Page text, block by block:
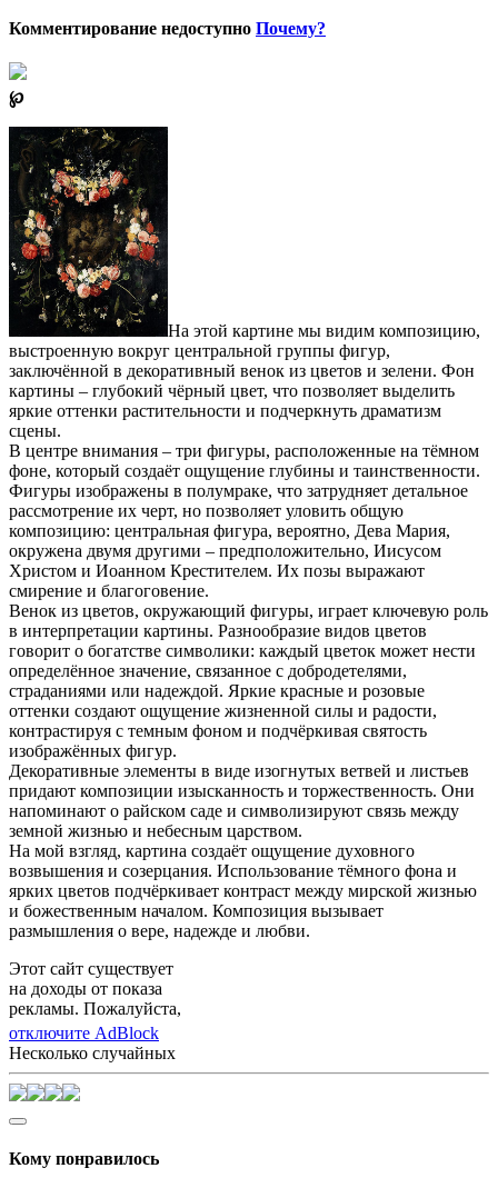
Комментирование недоступно Почему?
℘
На этой картине мы видим композицию,
выстроенную вокруг центральной группы фигур,
заключённой в декоративный венок из цветов и зелени. Фон
картины – глубокий чёрный цвет, что позволяет выделить
яркие оттенки растительности и подчеркнуть драматизм
сцены.
В центре внимания – три фигуры, расположенные на тёмном
фоне, который создаёт ощущение глубины и таинственности.
Фигуры изображены в полумраке, что затрудняет детальное
рассмотрение их черт, но позволяет уловить общую
композицию: центральная фигура, вероятно, Дева Мария,
окружена двумя другими – предположительно, Иисусом
Христом и Иоанном Крестителем. Их позы выражают
смирение и благоговение.
Венок из цветов, окружающий фигуры, играет ключевую роль
в интерпретации картины. Разнообразие видов цветов
говорит о богатстве символики: каждый цветок может нести
определённое значение, связанное с добродетелями,
страданиями или надеждой. Яркие красные и розовые
оттенки создают ощущение жизненной силы и радости,
контрастируя с темным фоном и подчёркивая святость
изображённых фигур.
Декоративные элементы в виде изогнутых ветвей и листьев
придают композиции изысканность и торжественность. Они
напоминают о райском саде и символизируют связь между
земной жизнью и небесным царством.
На мой взгляд, картина создаёт ощущение духовного
возвышения и созерцания. Использование тёмного фона и
ярких цветов подчёркивает контраст между мирской жизнью
и божественным началом. Композиция вызывает
размышления о вере, надежде и любви.
Этот сайт существует
на доходы от показа
рекламы. Пожалуйста,
отключите AdBlock
Несколько случайных
Кому понравилось